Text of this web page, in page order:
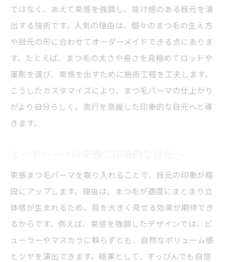
まつ毛パーマ持続力アップのための習慣
トレンド束感を保つアフターケア術とは
まつ毛パーマの持ちが変わる日常の工夫
2025年注目のまつ毛パーマ最新トレンド解説
最新まつ毛パーマ事情とトレンド束感
ナチュラル派も満足する束感まつ毛パーマ術
ナチュラル派におすすめ束感まつ毛パーマ
自然な仕上がりのトレンド束感パーマ法
まつ毛パーマで叶う上品な束感デザイン
ナチュラル目元を作るまつ毛パーマの技
ではなく、あえて束感を強調し、抜け感のある目元を演
出する技術です。人気の理由は、個々のまつ毛の生え方
や目元の形に合わせてオーダーメイドできる点にありま
す。たとえば、まつ毛の太さや長さを見極めてロッドや
薬剤を選び、束感を出すために施術工程を工夫します。
こうしたカスタマイズにより、まつ毛パーマの仕上がり
がより自分らしく、流行を意識した印象的な目元へと導
きます。
束感まつ毛パーマを取り入れることで、目元の印象が格
段にアップします。理由は、まつ毛が適度にまとまり立
体感が生まれるため、目を大きく見せる効果が期待でき
るからです。例えば、束感を強調したデザインでは、ビ
ューラーやマスカラに頼らずとも、自然なボリューム感
とツヤを演出できます。結果として、すっぴんでも自信